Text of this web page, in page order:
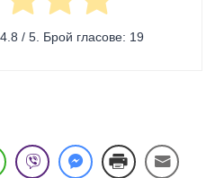
4.8 / 5. Брой гласове: 19